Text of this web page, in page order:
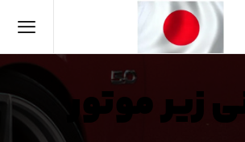
زیر موتور